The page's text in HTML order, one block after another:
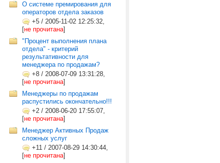
О системе премирования для
операторов отдела заказов
+5 / 2005-11-02 12:25:32,
[не прочитана]
"Процент выполнения плана
отдела" - критерий
результативности для
менеджера по продажам?
+8 / 2008-07-09 13:31:28,
[не прочитана]
Менеджеры по продажам
распустились окончательно!!!
+2 / 2008-06-20 17:55:07,
[не прочитана]
Менеджер Активных Продаж
сложных услуг
+11 / 2007-08-29 14:30:44,
[не прочитана]